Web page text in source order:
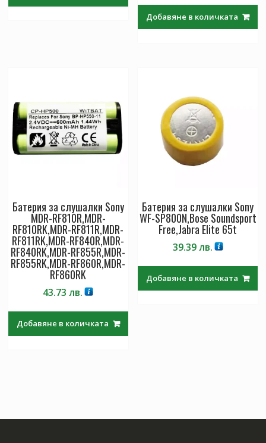
Добавяне в количката
Батерия за слушалки Sony
MDR-RF810R,MDR-
RF810RK,MDR-RF811R,MDR-
RF811RK,MDR-RF840R,MDR-
RF840RK,MDR-RF855R,MDR-
RF855RK,MDR-RF860R,MDR-
RF860RK
43.73лв.
Добавяне в количката
Батерия за слушалки Sony
WF-SP800N,Bose Soundsport
Free,Jabra Elite 65t
39.39лв.
Добавяне в количката